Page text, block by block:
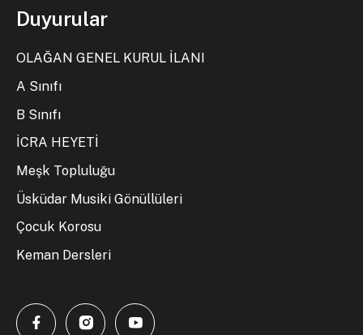
Duyurular
OLAĞAN GENEL KURUL İLANI
A Sınıfı
B Sınıfı
İCRA HEYETİ
Meşk Topluluğu
Üsküdar Musiki Gönüllüleri
Çocuk Korosu
Keman Dersleri